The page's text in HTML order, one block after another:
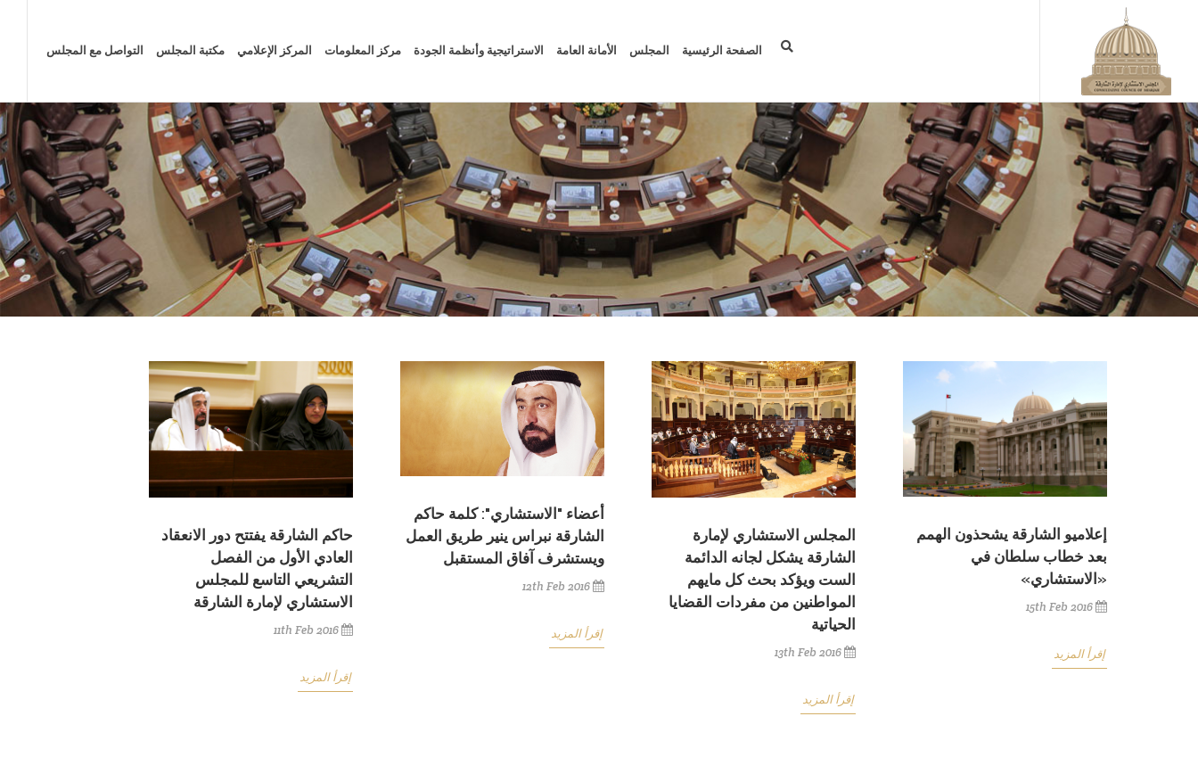
الصفحة الرئيسية المجلس الأمانة العامة الاستراتيجية وأنظمة الجودة مركز المعلومات المركز الإعلامي مكتبة المجلس التواصل مع المجلس
إعلاميو الشارقة يشحذون الهمم
بعد خطاب سلطان في
«الاستشاري»
15th Feb 2016
إقرأ المزيد
المجلس الاستشاري لإمارة
الشارقة يشكل لجانه الدائمة
الست ويؤكد بحث كل مايهم
المواطنين من مفردات القضايا
الحياتية
13th Feb 2016
إقرأ المزيد
أعضاء "الاستشاري": كلمة حاكم
الشارقة نبراس ينير طريق العمل
ويستشرف آفاق المستقبل
12th Feb 2016
إقرأ المزيد
حاكم الشارقة يفتتح دور الانعقاد
العادي الأول من الفصل
التشريعي التاسع للمجلس
الاستشاري لإمارة الشارقة
11th Feb 2016
إقرأ المزيد